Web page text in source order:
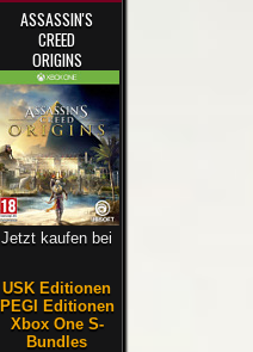
ASSASSIN'S
CREED
ORIGINS
Jetzt kaufen bei
USK Editionen
PEGI Editionen
Xbox One S-
Bundles